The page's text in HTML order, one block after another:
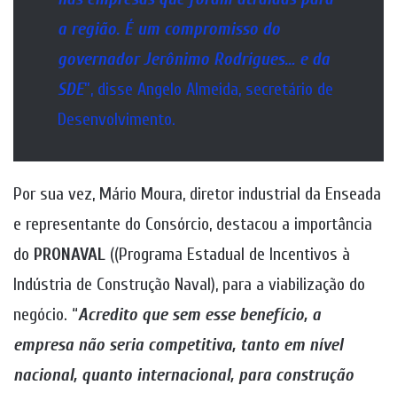
a região. É um compromisso do
governador Jerônimo Rodrigues… e da
SDE”, disse Angelo Almeida, secretário de
Desenvolvimento.
Por sua vez, Mário Moura, diretor industrial da Enseada
e representante do Consórcio, destacou a importância
do PRONAVAL ((Programa Estadual de Incentivos à
Indústria de Construção Naval), para a viabilização do
negócio. “Acredito que sem esse benefício, a
empresa não seria competitiva, tanto em nível
nacional, quanto internacional, para construção